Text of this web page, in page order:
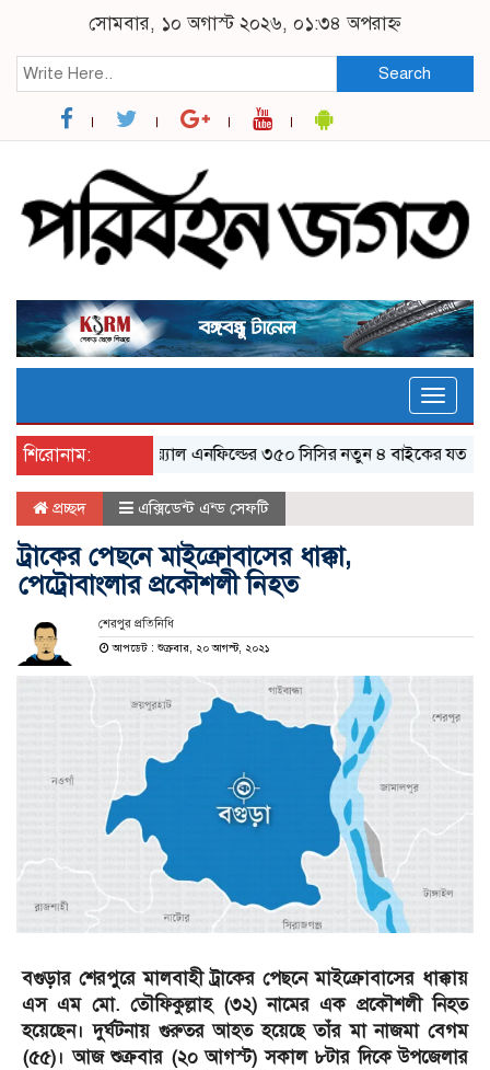
সোমবার, ১০ অগাস্ট ২০২৬, ০১:৩৪ অপরাহ্ন
Search
Toggle
শিরোনাম:
র‌য়্যাল এনফিল্ডের ৩৫০ সিসির নতুন ৪ বাইকের যত ফিচার
প্রচ্ছদ এক্সিডেন্ট এন্ড সেফটি
ট্রাকের পেছনে মাইক্রোবাসের ধাক্কা,
পেট্রোবাংলার প্রকৌশলী নিহত
শেরপুর প্রতিনিধি
আপডেট : শুক্রবার, ২০ আগস্ট, ২০২১
বগুড়ার শেরপুরে মালবাহী ট্রাকের পেছনে মাইক্রোবাসের ধাক্কায়
এস এম মো. তৌফিকুল্লাহ (৩২) নামের এক প্রকৌশলী নিহত
হয়েছেন। দুর্ঘটনায় গুরুতর আহত হয়েছে তাঁর মা নাজমা বেগম
(৫৫)। আজ শুক্রবার (২০ আগস্ট) সকাল ৮টার দিকে উপজেলার